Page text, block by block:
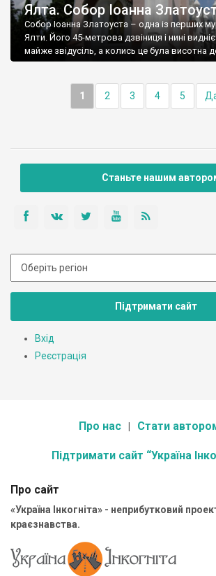
Ялта. Собор Іоанна
Собор Іоанна Златоуста – одна із перших
Ялти. Його 45-метрова дзвіниця і нині
майже звідусіль, а колись це була висотна
1 2 3 4 5
Станьте нашим
Підтримати сайт
Вхід
Реєстрація
Про нас Стати
Підтримати сайт “Україна
Про сайт
«Україна Інкогніта» - неприбутковий
краєзнавства.